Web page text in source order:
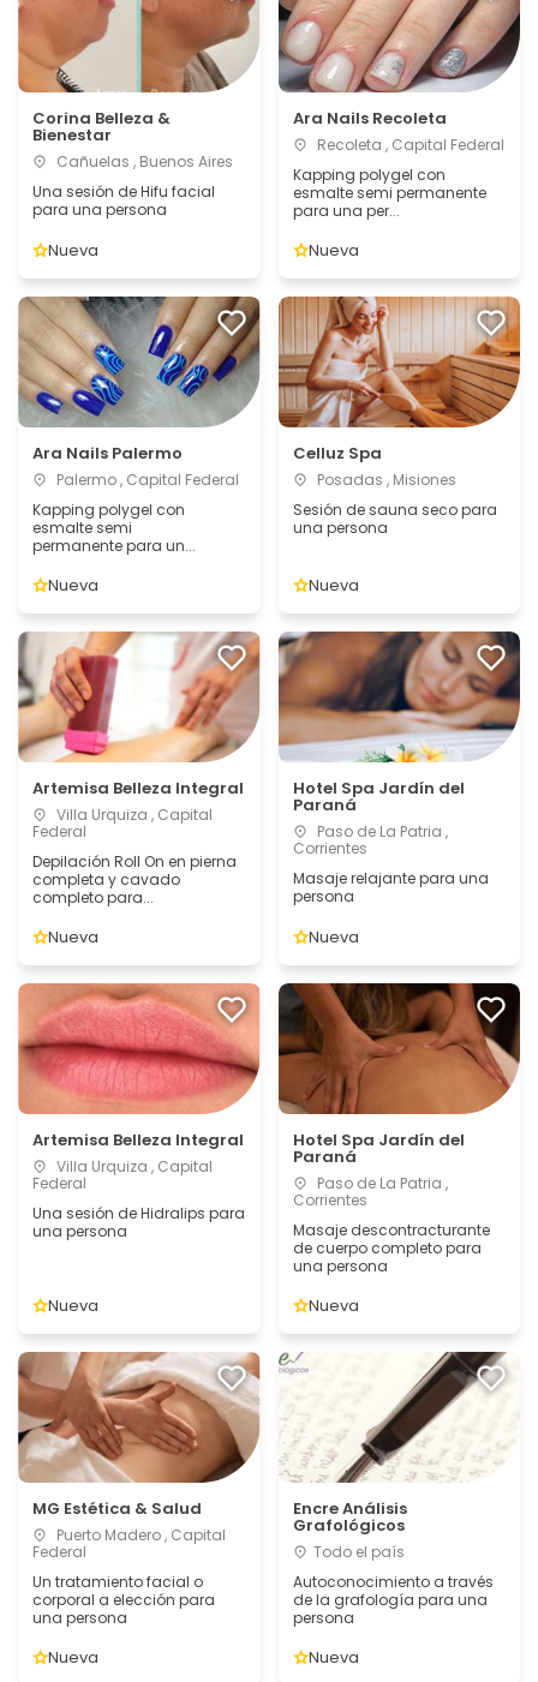
Corina Belleza &
Bienestar
Cañuelas , Buenos Aires
Una sesión de Hifu facial
para una persona
Nueva
Ara Nails Recoleta
Recoleta , Capital Federal
Kapping polygel con
esmalte semi permanente
para una per...
Nueva
Ara Nails Palermo
Palermo , Capital Federal
Kapping polygel con
esmalte semi
permanente para un...
Nueva
Celluz Spa
Posadas , Misiones
Sesión de sauna seco para
una persona
Nueva
Artemisa Belleza Integral
Villa Urquiza , Capital
Federal
Depilación Roll On en pierna
completa y cavado
completo para...
Nueva
Hotel Spa Jardín del
Paraná
Paso de La Patria ,
Corrientes
Masaje relajante para una
persona
Nueva
Artemisa Belleza Integral
Villa Urquiza , Capital
Federal
Una sesión de Hidralips para
una persona
Nueva
Hotel Spa Jardín del
Paraná
Paso de La Patria ,
Corrientes
Masaje descontracturante
de cuerpo completo para
una persona
Nueva
MG Estética & Salud
Puerto Madero , Capital
Federal
Un tratamiento facial o
corporal a elección para
una persona
Nueva
Encre Análisis
Grafológicos
Todo el país
Autoconocimiento a través
de la grafología para una
persona
Nueva